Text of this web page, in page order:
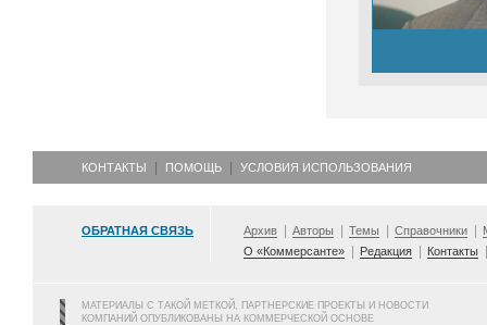
КОНТАКТЫ ПОМОЩЬ УСЛОВИЯ ИСПОЛЬЗОВАНИЯ
ОБРАТНАЯ СВЯЗЬ Архив Авторы Темы Справочники
О «Коммерсанте»
Редакция Контакты
МАТЕРИАЛЫ С ТАКОЙ МЕТКОЙ, ПАРТНЕРСКИЕ ПРОЕКТЫ И НОВОСТИ
КОМПАНИЙ ОПУБЛИКОВАНЫ НА КОММЕРЧЕСКОЙ ОСНОВЕ